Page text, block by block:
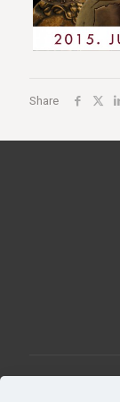
Share